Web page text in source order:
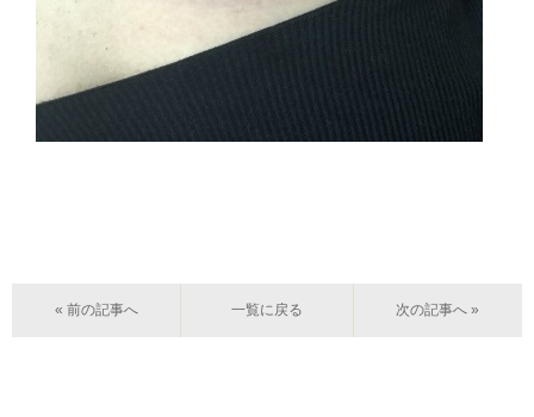
« 前の記事へ 一覧に戻る 次の記事へ »